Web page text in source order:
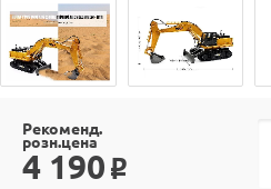
Рекоменд.
розн.цена
4 190 o